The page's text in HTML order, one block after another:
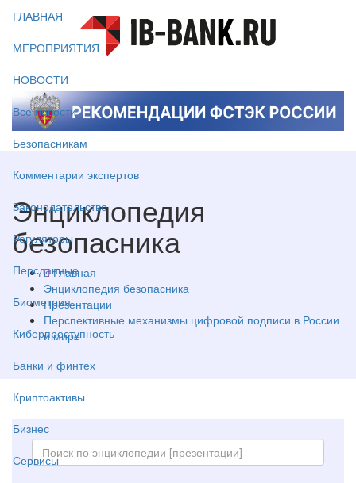
ГЛАВНАЯ
МЕРОПРИЯТИЯ
НОВОСТИ
Все новости
Безопасникам
Комментарии экспертов
Законодательство
Регуляторы
Персданные
Биометрия
Киберпреступность
Банки и финтех
Криптоактивы
Бизнес
Сервисы
Энциклопедия
безопасника
Главная
Энциклопедия безопасника
Презентации
Перспективные механизмы цифровой подписи в России
и мире